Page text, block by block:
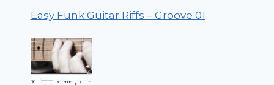
Easy Funk Guitar Riffs – Groove 01